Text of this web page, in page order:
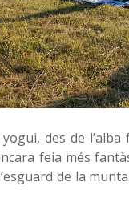
des de
feia més
de la